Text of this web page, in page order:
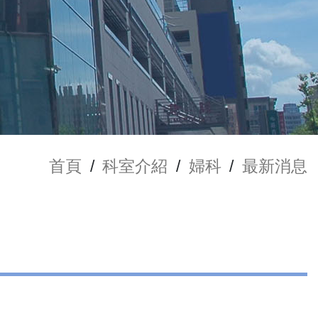
首頁 / 科室介紹 / 婦科 / 最新消息